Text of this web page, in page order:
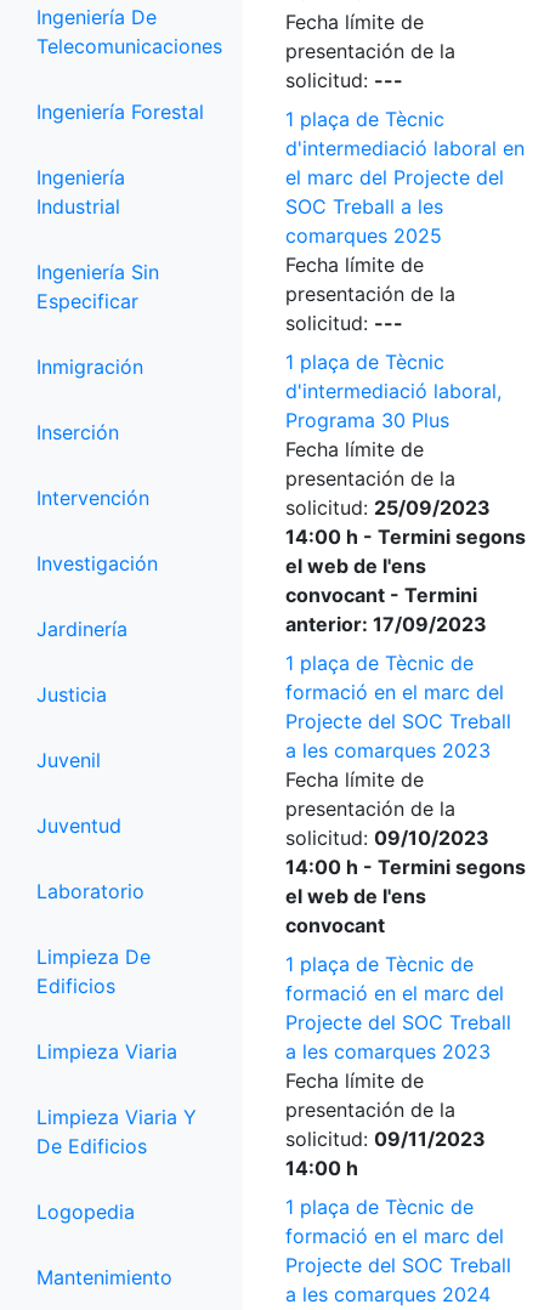
Ingeniería De
Telecomunicaciones
Ingeniería Forestal
Ingeniería
Industrial
Ingeniería Sin
Especificar
Inmigración
Inserción
Intervención
Investigación
Jardinería
Justicia
Juvenil
Juventud
Laboratorio
Limpieza De
Edificios
Limpieza Viaria
Limpieza Viaria Y
De Edificios
Logopedia
Mantenimiento
Fecha límite de
presentación de la
solicitud: ---
1 plaça de Tècnic
d'intermediació laboral en
el marc del Projecte del
SOC Treball a les
comarques 2025
Fecha límite de
presentación de la
solicitud: ---
1 plaça de Tècnic
d'intermediació laboral,
Programa 30 Plus
Fecha límite de
presentación de la
solicitud: 25/09/2023
14:00 h - Termini segons
el web de l'ens
convocant - Termini
anterior: 17/09/2023
1 plaça de Tècnic de
formació en el marc del
Projecte del SOC Treball
a les comarques 2023
Fecha límite de
presentación de la
solicitud: 09/10/2023
14:00 h - Termini segons
el web de l'ens
convocant
1 plaça de Tècnic de
formació en el marc del
Projecte del SOC Treball
a les comarques 2023
Fecha límite de
presentación de la
solicitud: 09/11/2023
14:00 h
1 plaça de Tècnic de
formació en el marc del
Projecte del SOC Treball
a les comarques 2024